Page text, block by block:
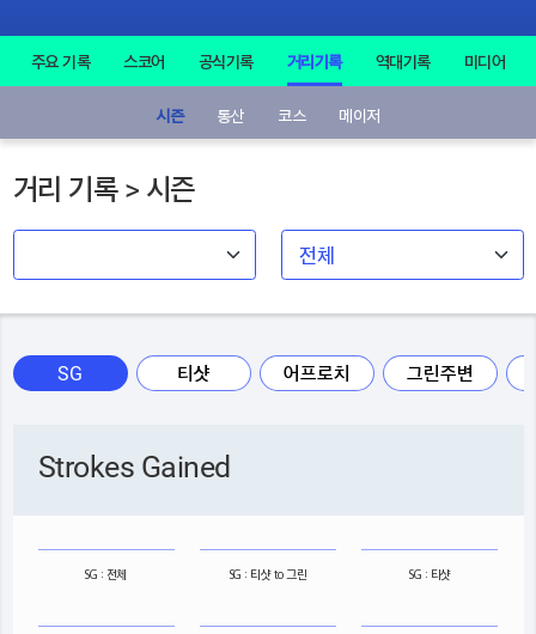
주요 기록 스코어 공식기록 거리기록 역대기록 미디어
시즌 통산 코스 메이저
거리 기록 > 시즌
SG 티샷 어프로치 그린주변
Strokes Gained
SG : 전체 SG : 티샷 to 그린 SG : 티샷